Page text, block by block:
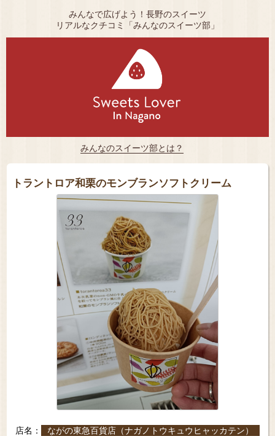
みんなで広げよう！長野のスイーツ
リアルなクチコミ「みんなのスイーツ部」
みんなのスイーツ部とは？
トラントロア和栗のモンブランソフトクリーム
店名： ながの東急百貨店（ナガノトウキュウヒャッカテン）